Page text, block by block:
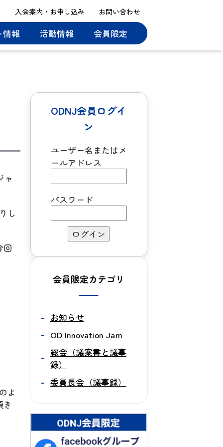
入会案内・お申し込み お問い合わせ
情報 活動情報 会員限定
ャ
し
回
よ
ODNJ会員ログイ
ン
ユーザー名またはメ
ールアドレス
パスワード
会員限定カテゴリ
お知らせ
OD Innovation Jam
総会（議案書と議事
録）
委員長会（議事録）